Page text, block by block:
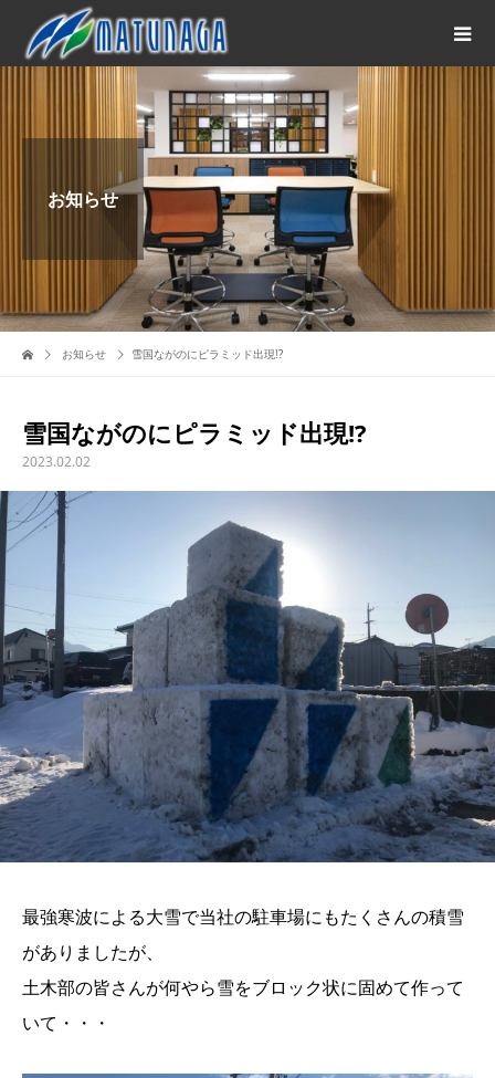
お知らせ
お知らせ 雪国ながのにピラミッド出現!?
雪国ながのにピラミッド出現!?
2023.02.02
最強寒波による大雪で当社の駐車場にもたくさんの積雪
がありましたが、
土木部の皆さんが何やら雪をブロック状に固めて作って
いて・・・